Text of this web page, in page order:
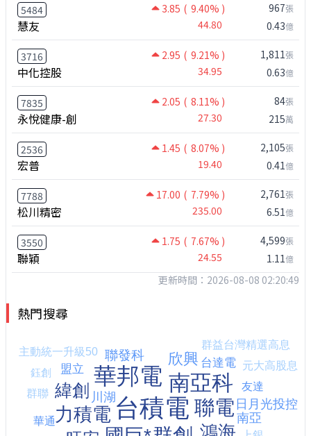
5484 3.85 ( 9.40% )
慧友 44.80
967張
0.43億
3716 2.95 ( 9.21% )
中化控股 34.95
1,811張
0.63億
7835 2.05 ( 8.11% )
永悅健康-創 27.30
84張
215萬
2536 1.45 ( 8.07% )
宏普 19.40
2,105張
0.41億
7788 17.00 ( 7.79% )
松川精密 235.00
2,761張
6.51億
3550 1.75 ( 7.67% )
聯穎 24.55
4,599張
1.11億
更新時間：2026-08-08 02:20:49
熱門搜尋